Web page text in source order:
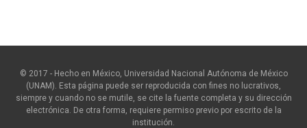
© 2017 - Hecho en México, Universidad Nacional Autónoma de México
(UNAM). Esta página puede ser reproducida con fines no lucrativos,
siempre y cuando no se mutile, se cite la fuente completa y su dirección
electrónica. De otra forma, requiere permiso previo por escrito de la
institución.